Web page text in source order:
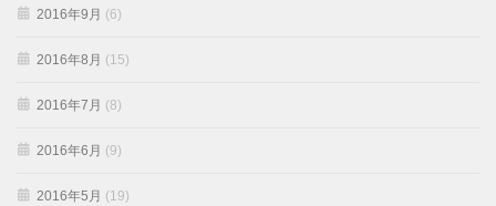
2016年9月 (6)
2016年8月 (15)
2016年7月 (8)
2016年6月 (9)
2016年5月 (19)